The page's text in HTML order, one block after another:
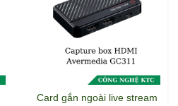
Card gắn ngoài live stream